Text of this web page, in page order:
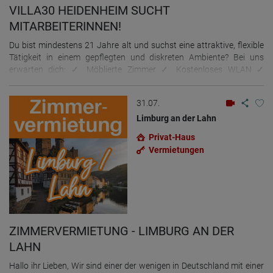
VILLA30 HEIDENHEIM SUCHT
MITARBEITERINNEN!
Du bist mindestens 21 Jahre alt und suchst eine attraktive, flexible
Tätigkeit in einem gepflegten und diskreten Ambiente? Bei uns
erwarten dich: ✓ Möblierte Zimmer ✓ Kostenloses WLAN ✓
Räumlichkeiten ✓ Diskretion und angenehme Atmosphäre ✓
Flexible Arbeitsmöglichkeiten. Wir erwarten: Positive Ausstrahlung
und Freude im Umgang mit Gästen Teamfähigkeit und Flexibilität.
Wir bitten um eine kurze Nachricht mit Foto per E-Mail oder
WhatsApp. Villa30 Heidenheim Terminabsprachen und weitere
Informationen gerne per WhatsApp +49-152-28276552 Email:
villa30hdh@gmail.com www.villa30hdh.de Wir freuen uns auf deine
Nachricht!
31.07.
Limburg an der Lahn
Privat-Haus
Vermietungen
ZIMMERVERMIETUNG - LIMBURG AN DER
LAHN
Hallo ihr Lieben, Wir sind einer der wenigen in Deutschland mit einer